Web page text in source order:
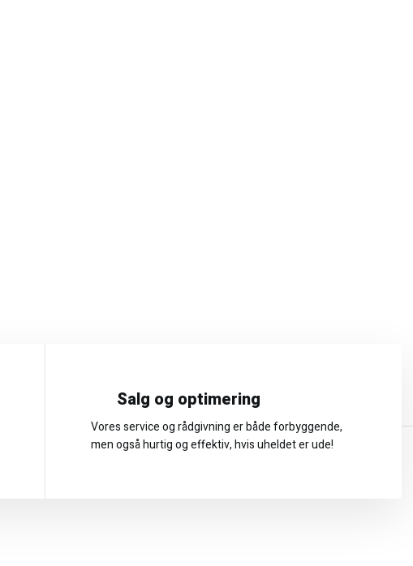
Salg og optimering
Vores service og rådgivning er både forbyggende,
men også hurtig og effektiv, hvis uheldet er ude!